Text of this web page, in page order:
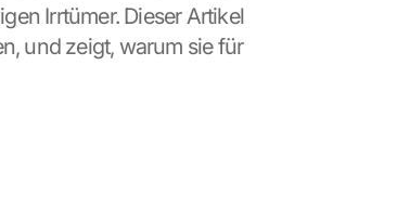
Irrtümer. Dieser Artikel
und zeigt, warum sie für